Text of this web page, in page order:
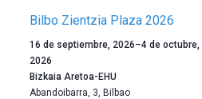
Bilbo Zientzia Plaza 2026
Un
año
más,
Bilbao
16 de septiembre, 2026–4 de octubre,
2026
Bizkaia Aretoa-EHU
Abandoibarra, 3, Bilbao